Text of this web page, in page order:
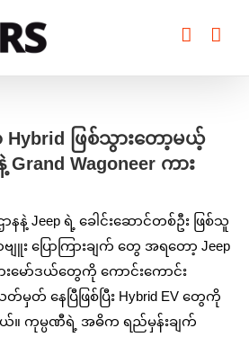
ဖြစ်သွားတော့မယ့်
Grand Wagoneer ကား
ာနနဲ့ Jeep ရဲ့ ခေါင်းဆောင်တစ်ဦး ဖြစ်သူ
ျူး ပြောကြားချက် တွေ အရတော့ Jeep
ော်ဒယ်တွေကို ကောင်းကောင်း
တ် နေပြီဖြစ်ပြီး Hybrid EV တွေကို
ယ်။ ကုမ္ပဏီရဲ့ အဓိက ရည်မှန်းချက်